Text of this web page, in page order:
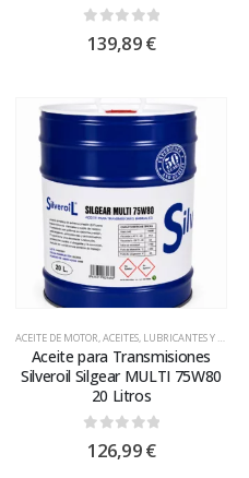
0out of 5
139,89€
ACEITE DE MOTOR,ACEITES, LUBRICANTES Y GRASAS
Aceite para Transmisiones
Silveroil Silgear MULTI 75W80
20 Litros
0out of 5
126,99€